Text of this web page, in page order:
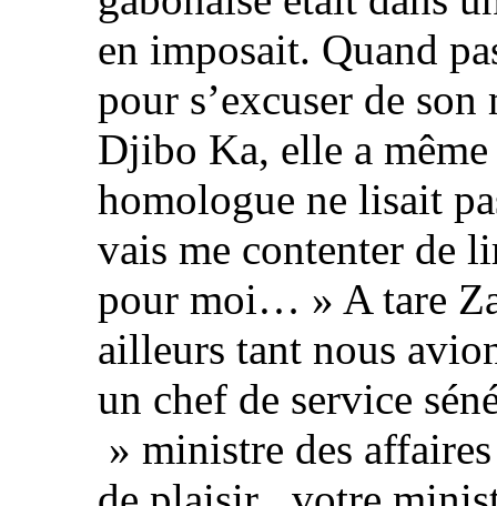
en imposait. Quand
pour s’excuser de son
Djibo Ka, elle a
homologue ne lisait
vais me contenter de
pour moi… » A tare
ailleurs tant nous
un chef de service
» ministre des